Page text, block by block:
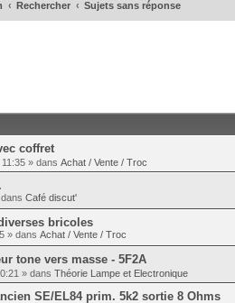
Rechercher Sujets sans réponse
coffret
» dans Achat / Vente / Troc
Café discut'
bricoles
» dans Achat / Vente / Troc
tone vers masse - 5F2A
» dans Théorie Lampe et Electronique
SE/EL84 prim. 5k2 sortie 8 Ohms